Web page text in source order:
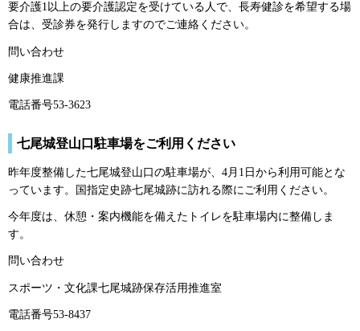
要介護1以上の要介護認定を受けている人で、長寿健診を希望する場
合は、受診券を発行しますのでご連絡ください。
問い合わせ
健康推進課
電話番号53-3623
七尾城登山口駐車場をご利用ください
昨年度整備した七尾城登山口の駐車場が、4月1日から利用可能とな
っています。国指定史跡七尾城跡に訪れる際にご利用ください。
今年度は、休憩・案内機能を備えたトイレを駐車場内に整備しま
す。
問い合わせ
スポーツ・文化課七尾城跡保存活用推進室
電話番号53-8437